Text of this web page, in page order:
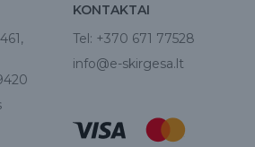
KONTAKTAI
Tel: +370 671 77528
info@e-skirgesa.lt